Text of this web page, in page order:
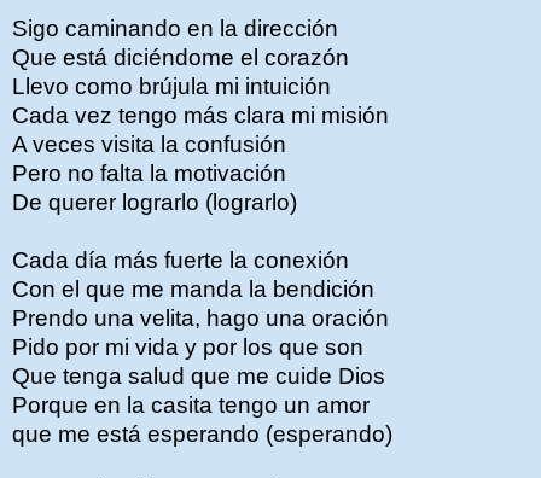
Sigo caminando en la dirección
Que está diciéndome el corazón
Llevo como brújula mi intuición
Cada vez tengo más clara mi misión
A veces visita la confusión
Pero no falta la motivación
De querer lograrlo (lograrlo)
Cada día más fuerte la conexión
Con el que me manda la bendición
Prendo una velita, hago una oración
Pido por mi vida y por los que son
Que tenga salud que me cuide Dios
Porque en la casita tengo un amor
que me está esperando (esperando)